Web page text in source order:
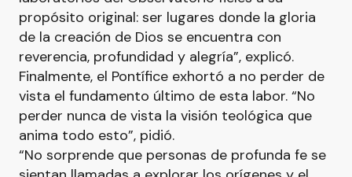
propósito original: ser lugares donde la gloria
de la creación de Dios se encuentra con
reverencia, profundidad y alegría”, explicó.
Finalmente, el Pontífice exhortó a no perder de
vista el fundamento último de esta labor. “No
perder nunca de vista la visión teológica que
anima todo esto”, pidió.
“No sorprende que personas de profunda fe se